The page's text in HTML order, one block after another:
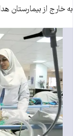
به خارج از بیمارستان